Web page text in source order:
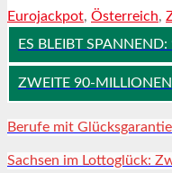
Eurojackpot, Österreich,
ES BLEIBT
ZWEITE 90-
Berufe mit
Sachsen im Lottoglück: